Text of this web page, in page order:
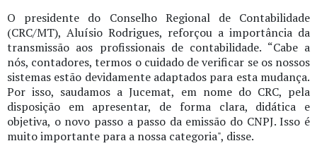
O presidente do Conselho Regional de Contabilidade
(CRC/MT), Aluísio Rodrigues, reforçou a importância da
transmissão aos profissionais de contabilidade. “Cabe a
nós, contadores, termos o cuidado de verificar se os nossos
sistemas estão devidamente adaptados para esta mudança.
Por isso, saudamos a Jucemat, em nome do CRC, pela
disposição em apresentar, de forma clara, didática e
objetiva, o novo passo a passo da emissão do CNPJ. Isso é
muito importante para a nossa categoria", disse.